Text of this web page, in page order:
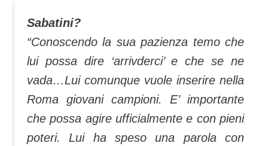
Sabatini?
“Conoscendo la sua pazienza temo che
lui possa dire ‘arrivderci’ e che se ne
vada…Lui comunque vuole inserire nella
Roma giovani campioni. E’ importante
che possa agire ufficialmente e con pieni
poteri. Lui ha speso una parola con